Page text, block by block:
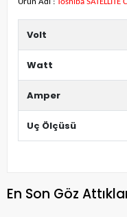
Ürün Adı : Toshiba
Volt
Watt
Amper
Uç Ölçüsü
En Son Göz